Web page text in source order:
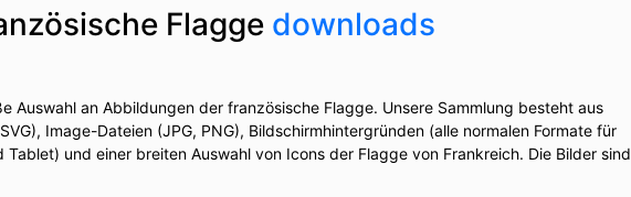
Flagge downloads
Auswahl an Abbildungen der französische Flagge. Unsere Sammlung besteht aus
Image-Dateien (JPG, PNG), Bildschirmhintergründen (alle normalen Formate für
und einer breiten Auswahl von Icons der Flagge von Frankreich. Die Bilder sind